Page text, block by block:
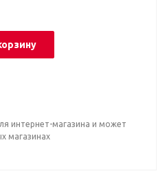
интернет-магазина и может
магазинах